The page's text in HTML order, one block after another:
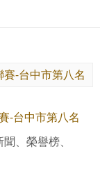
-台中市第八名
、榮譽榜、